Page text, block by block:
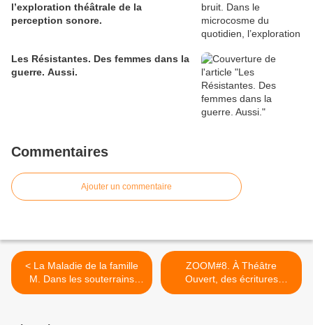
l’exploration théâtrale de la
perception sonore.
Les Résistantes. Des femmes dans la
guerre. Aussi.
Commentaires
Ajouter un commentaire
< La Maladie de la famille
M. Dans les souterrains
périphériques d’un monde
ZOOM#8. À Théâtre
Ouvert, des écritures
contemporaines à partir